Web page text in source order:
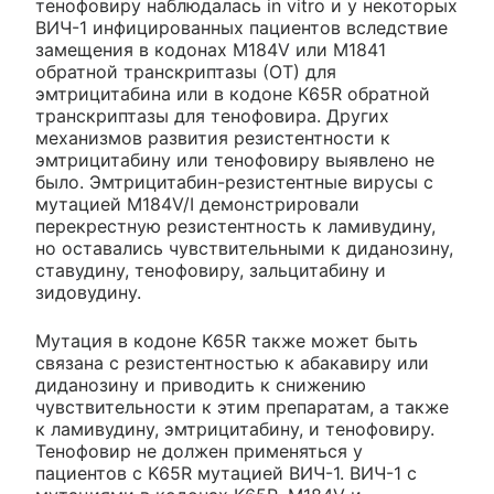
тенофовиру наблюдалась in vitro и у некоторых
ВИЧ-1 инфицированных пациентов вследствие
замещения в кодонах M184V или М1841
обратной транскриптазы (ОТ) для
эмтрицитабина или в кодоне K65R обратной
транскриптазы для тенофовира. Других
механизмов развития резистентности к
эмтрицитабину или тенофовиру выявлено не
было. Эмтрицитабин-резистентные вирусы с
мутацией M184V/I демонстрировали
перекрестную резистентность к ламивудину,
но оставались чувствительными к диданозину,
ставудину, тенофовиру, зальцитабину и
зидовудину.
Мутация в кодоне K65R также может быть
связана с резистентностью к абакавиру или
диданозину и приводить к снижению
чувствительности к этим препаратам, а также
к ламивудину, эмтрицитабину, и тенофовиру.
Тенофовир не должен применяться у
пациентов с K65R мутацией ВИЧ-1. ВИЧ-1 с